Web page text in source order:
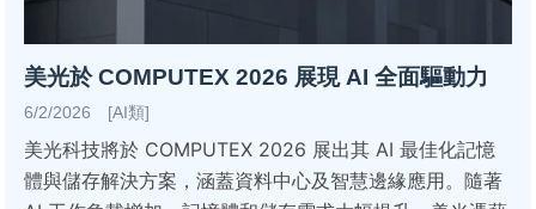
美光於 COMPUTEX 2026 展現 AI 全面驅動力
6/2/2026 [AI類]
美光科技將於 COMPUTEX 2026 展出其 AI 最佳化記憶
體與儲存解決方案，涵蓋資料中心及智慧邊緣應用。隨著